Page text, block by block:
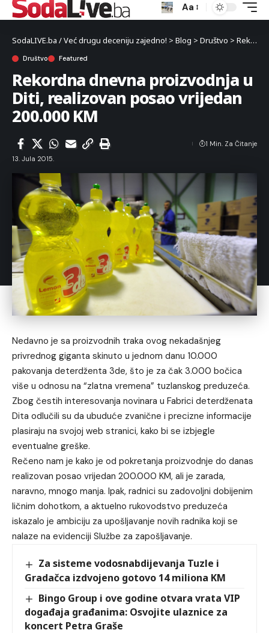
Aa
SodaLIVE.ba / Već drugu deceniju zajedno! > Blog > Društvo > Rekordna dnevna proizvodnja u Diti, realizovan posao vrijedan 200.000 KM
Društvo Featured
Rekordna dnevna proizvodnja u
Diti, realizovan posao vrijedan
200.000 KM
13. Jula 2015.
1 Min. Za Čitanje
Nedavno je sa proizvodnih traka ovog nekadašnjeg
privrednog giganta skinuto u jednom danu 10.000
pakovanja deterdženta 3de, što je za čak 3.000 bočica
više u odnosu na “zlatna vremena” tuzlanskog preduzeća.
Zbog čestih interesovanja novinara u Fabrici deterdženata
Dita odlučili su da ubuduće zvanične i precizne informacije
plasiraju na svojoj web stranici, kako bi se izbjegle
eventualne greške.
Rečeno nam je kako je od pokretanja proizvodnje do danas
realizovan posao vrijedan 200.000 KM, ali je zarada,
naravno, mnogo manja. Ipak, radnici su zadovoljni dobijenim
ličnim dohotkom, a aktuelno rukovodstvo preduzeća
iskazalo je ambiciju za upošljavanje novih radnika koji se
nalaze na evidenciji Službe za zapošljavanje.
Za sisteme vodosnabdijevanja Tuzle i
Gradačca izdvojeno gotovo 14 miliona KM
Bingo Group i ove godine otvara vrata VIP
događaja građanima: Osvojite ulaznice za
koncert Petra Graše